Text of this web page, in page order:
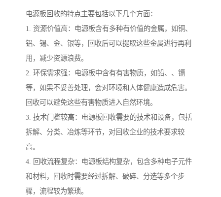
电源板回收的特点主要包括以下几个方面：
1. 资源价值高：电源板含有多种有价值的金属，如铜、
铝、锡、金、银等，回收后可以提取这些金属进行再利
用，减少资源浪费。
2. 环保需求强：电源板中含有有害物质，如铅、、镉
等，如果不妥善处理，会对环境和人体健康造成危害。
回收可以避免这些有害物质进入自然环境。
3. 技术门槛较高：电源板回收需要的技术和设备，包括
拆解、分类、冶炼等环节，对回收企业的技术要求较
高。
4. 回收流程复杂：电源板结构复杂，包含多种电子元件
和材料，回收时需要经过拆解、破碎、分选等多个步
骤，流程较为繁琐。